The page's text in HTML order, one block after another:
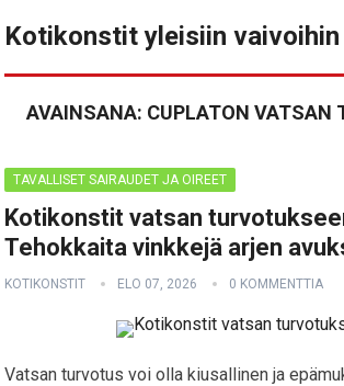
Kotikonstit yleisiin vaivoihin
AVAINSANA: CUPLATON VATSAN
TAVALLISET SAIRAUDET JA OIREET
Kotikonstit vatsan
Tehokkaita vinkkejä arjen
KOTIKONSTIT ELO 07, 2026 0 KOMMENTTIA
Vatsan turvotus voi olla kiusallinen ja